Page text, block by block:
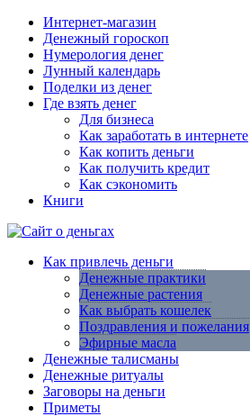
Интернет-магазин
Денежный гороскоп
Нумерология денег
Лунный календарь
Поделки из денег
Где взять денег
Для бизнеса
Как заработать в интернете
Как копить деньги
Как получить кредит
Как сэкономить
Книги
Как привлечь деньги
Денежные практики
Денежные растения
Как выбрать кошелек
Поздравления и пожелания
Эфирные масла
Денежные талисманы
Денежные ритуалы
Заговоры на деньги
Приметы